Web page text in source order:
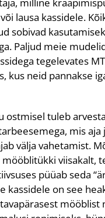
milline
lausa kassidele.
sobivad
Paljud meie
tegelevates
kus neid pannakse
ostmisel tuleb
mis aja
välja vahetamist.
viisakalt,
püüab seda
kassidele on see
mööblist